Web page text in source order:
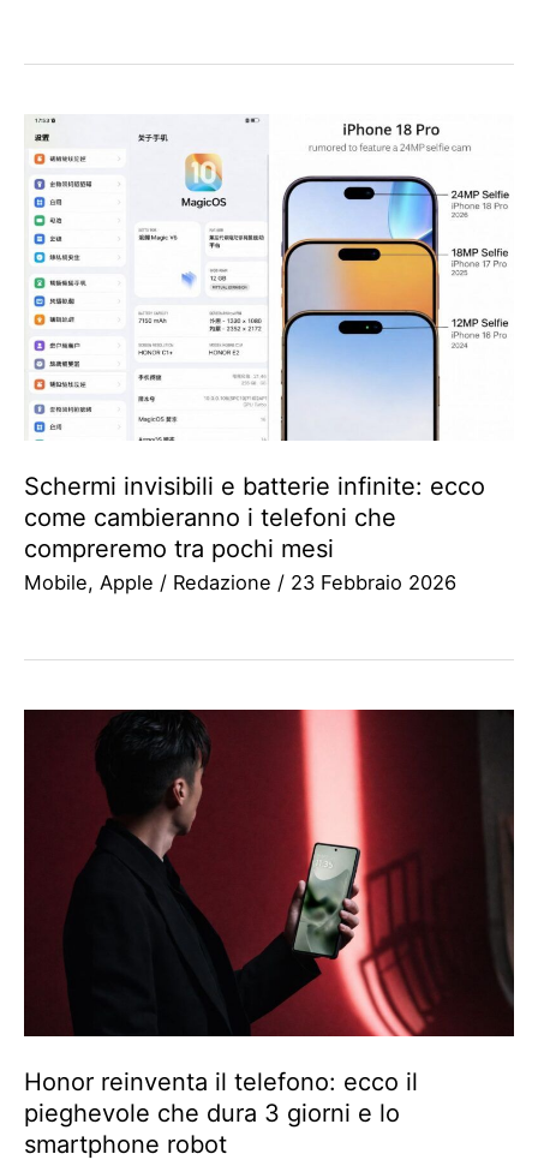
Schermi invisibili e batterie infinite: ecco
come cambieranno i telefoni che
compreremo tra pochi mesi
Mobile, Apple / Redazione / 23 Febbraio 2026
Honor reinventa il telefono: ecco il
pieghevole che dura 3 giorni e lo
smartphone robot